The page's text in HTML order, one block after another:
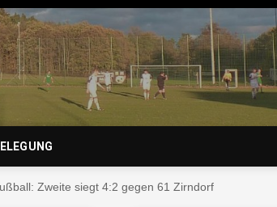
Zweite siegt 4:2 gegen 61 Zirndorf